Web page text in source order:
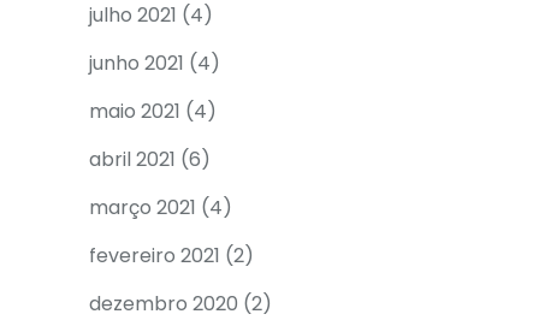
julho 2021 (4)
junho 2021 (4)
maio 2021 (4)
abril 2021 (6)
março 2021 (4)
fevereiro 2021 (2)
dezembro 2020 (2)